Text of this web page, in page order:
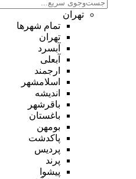
تهران
تمام شهر‌ها
تهران
آبسرد
آبعلی
ارجمند
اسلامشهر
اندیشه
باقرشهر
باغستان
بومهن
پاکدشت
پردیس
پرند
پیشوا